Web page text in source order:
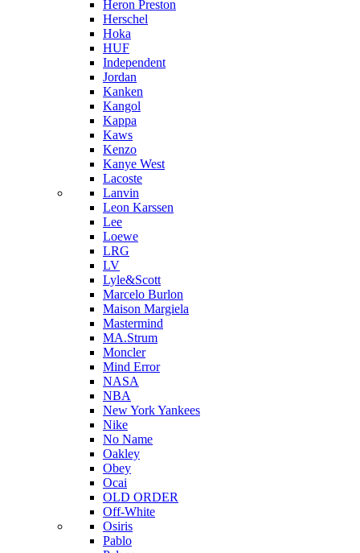
Heron Preston
Hersсhel
Hoka
HUF
Independent
Jordan
Kanken
Kangol
Kappa
Kaws
Kenzo
Kanye West
Lacoste
Lanvin
Leon Karssen
Lee
Loewe
LRG
LV
Lyle&Scott
Marcelo Burlon
Maison Margiela
Mastermind
MA.Strum
Moncler
Mind Error
NASA
NBA
New York Yankees
Nike
No Name
Oakley
Obey
Ocai
OLD ORDER
Off-White
Osiris
Pablo